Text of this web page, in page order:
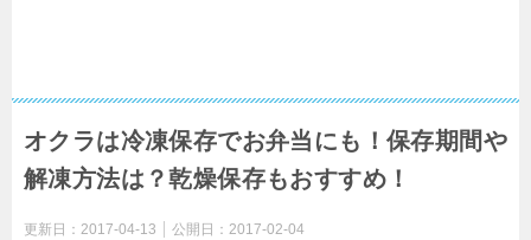
オクラは冷凍保存でお弁当にも！保存期間や
解凍方法は？乾燥保存もおすすめ！
更新日： 2017-04-13 公開日： 2017-02-04